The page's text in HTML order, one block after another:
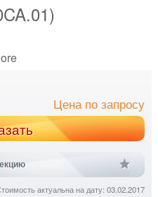
Цена по запросу
актуальна на дату: 03.02.2017